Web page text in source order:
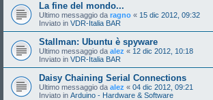
La fine del mondo...
Ultimo messaggio da ragno « 15 dic 2012, 09:32
Inviato in VDR-Italia BAR
Stallman: Ubuntu è spyware
Ultimo messaggio da alez « 12 dic 2012, 10:18
Inviato in VDR-Italia BAR
Daisy Chaining Serial Connections
Ultimo messaggio da alez « 04 dic 2012, 09:21
Inviato in Arduino - Hardware & Software